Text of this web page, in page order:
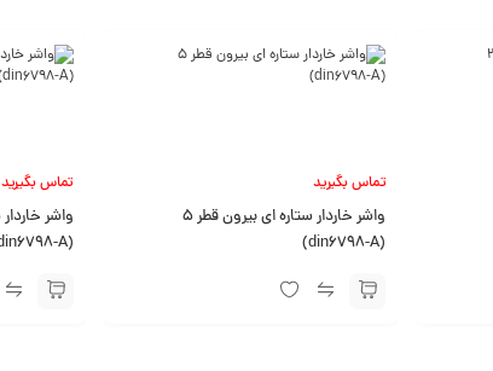
تماس بگیرید
واشر خاردار ستاره ای بیرون قطر 5
(din6798-A)
تماس بگیرید
(din6798-A)